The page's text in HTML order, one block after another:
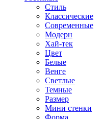
Стиль
Классические
Современные
Модерн
Хай-тек
Цвет
Белые
Венге
Светлые
Темные
Размер
Мини стенки
Форма